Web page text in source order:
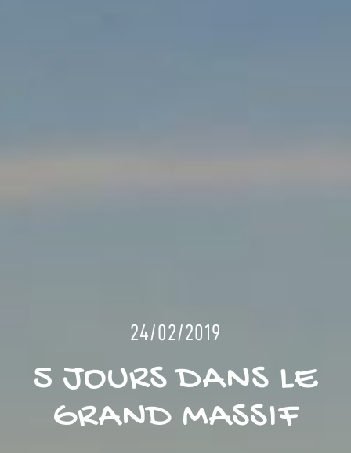
24/02/2019
5 JOURS DANS LE
GRAND MASSIF